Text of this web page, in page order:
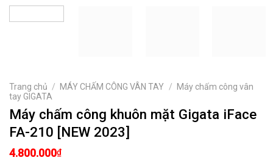
Trang chủ / MÁY CHẤM CÔNG VÂN TAY / Máy chấm công vân
tay GIGATA
Máy chấm công khuôn mặt Gigata iFace
FA-210 [NEW 2023]
4.800.000₫